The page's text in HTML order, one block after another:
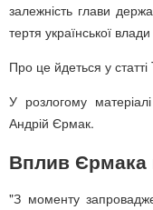
залежність глави
тертя української
Про це йдеться у
У розлогому
Андрій Єрмак.
Вплив Єрмака
"З моменту